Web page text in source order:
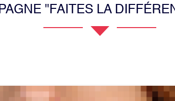
"FAITES LA